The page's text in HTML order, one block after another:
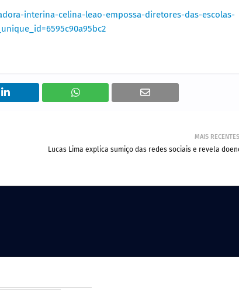
interina-celina-leao-empossa-diretores-das-escolas-
MAIS RECENTES
Lucas Lima explica sumiço das redes sociais e revela